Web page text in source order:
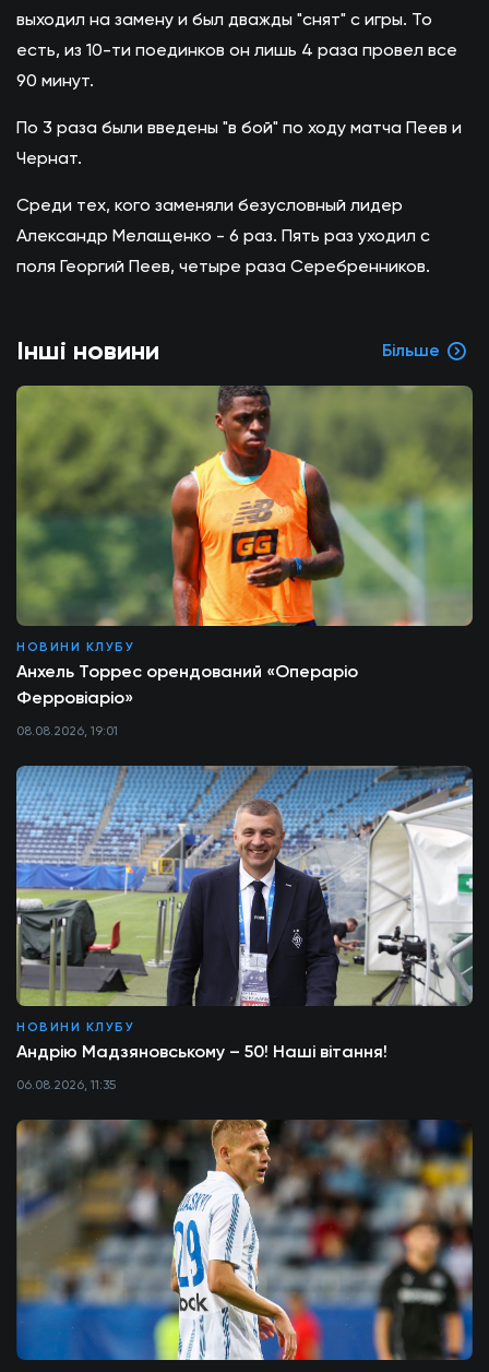
выходил на замену и был дважды "снят" с игры. То
есть, из 10-ти поединков он лишь 4 раза провел все
90 минут.
По 3 раза были введены "в бой" по ходу матча Пеев и
Чернат.
Среди тех, кого заменяли безусловный лидер
Александр Мелащенко - 6 раз. Пять раз уходил с
поля Георгий Пеев, четыре раза Серебренников.
Інші новини Більше
НОВИНИ КЛУБУ
Анхель Торрес орендований «Операріо
Ферровіаріо»
08.08.2026, 19:01
НОВИНИ КЛУБУ
Андрію Мадзяновському – 50! Наші вітання!
06.08.2026, 11:35